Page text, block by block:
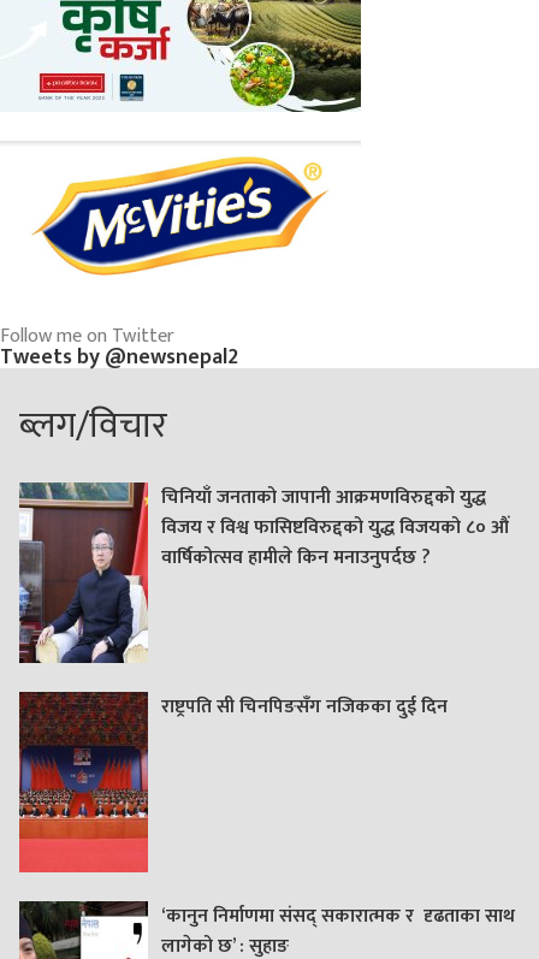
Follow me on Twitter
Tweets by @newsnepal2
ब्लग/विचार
चिनियाँ जनताको जापानी आक्रमणविरुद्दको युद्ध
विजय र विश्व फासिष्टविरुद्दको युद्ध विजयको ८० औं
वार्षिकोत्सव हामीले किन मनाउनुपर्दछ ?
राष्ट्रपति सी चिनपिङसँग नजिकका दुई दिन
‘कानुन निर्माणमा संसद् सकारात्मक र दृढताका साथ
लागेको छ’ : सुहाङ